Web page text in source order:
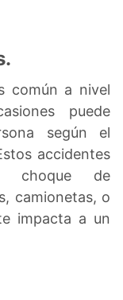
común a nivel
puede
según el
accidentes
choque de
camionetas, o
impacta a un